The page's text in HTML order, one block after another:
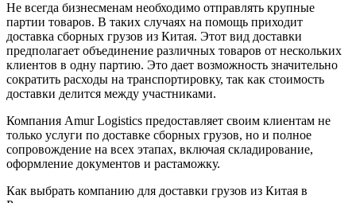
Не всегда бизнесменам необходимо отправлять крупные
партии товаров. В таких случаях на помощь приходит
доставка сборных грузов из Китая. Этот вид доставки
предполагает объединение различных товаров от нескольких
клиентов в одну партию. Это дает возможность значительно
сократить расходы на транспортировку, так как стоимость
доставки делится между участниками.
Компания Amur Logistics предоставляет своим клиентам не
только услуги по доставке сборных грузов, но и полное
сопровождение на всех этапах, включая складирование,
оформление документов и растаможку.
Как выбрать компанию для доставки грузов из Китая в